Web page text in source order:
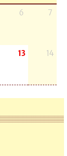
6 7
13 14